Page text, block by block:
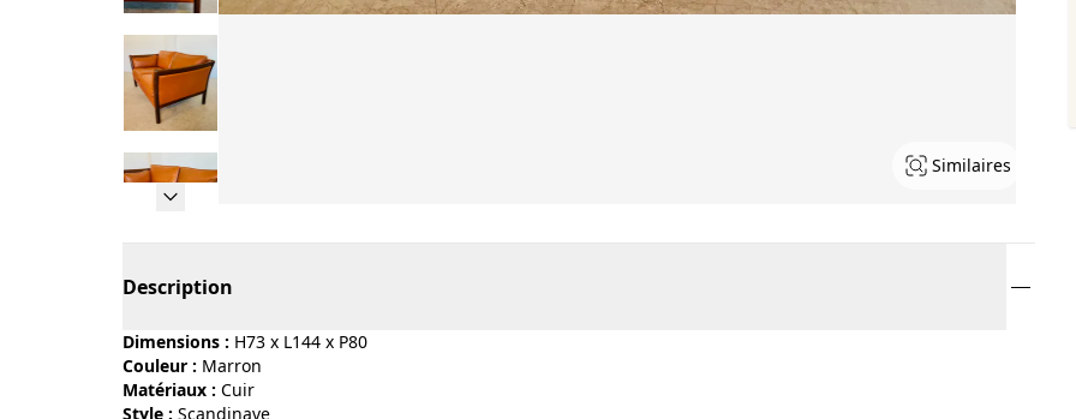
Similaires
Description
Dimensions : H73 x L144 x P80
Couleur :
marron
Matériaux :
cuir
Style :
scandinave